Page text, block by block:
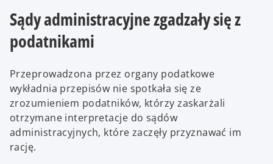
Sądy administracyjne zgadzały się z
podatnikami
Przeprowadzona przez organy podatkowe
wykładnia przepisów nie spotkała się ze
zrozumieniem podatników, którzy zaskarżali
otrzymane interpretacje do sądów
administracyjnych, które zaczęły przyznawać im
rację.